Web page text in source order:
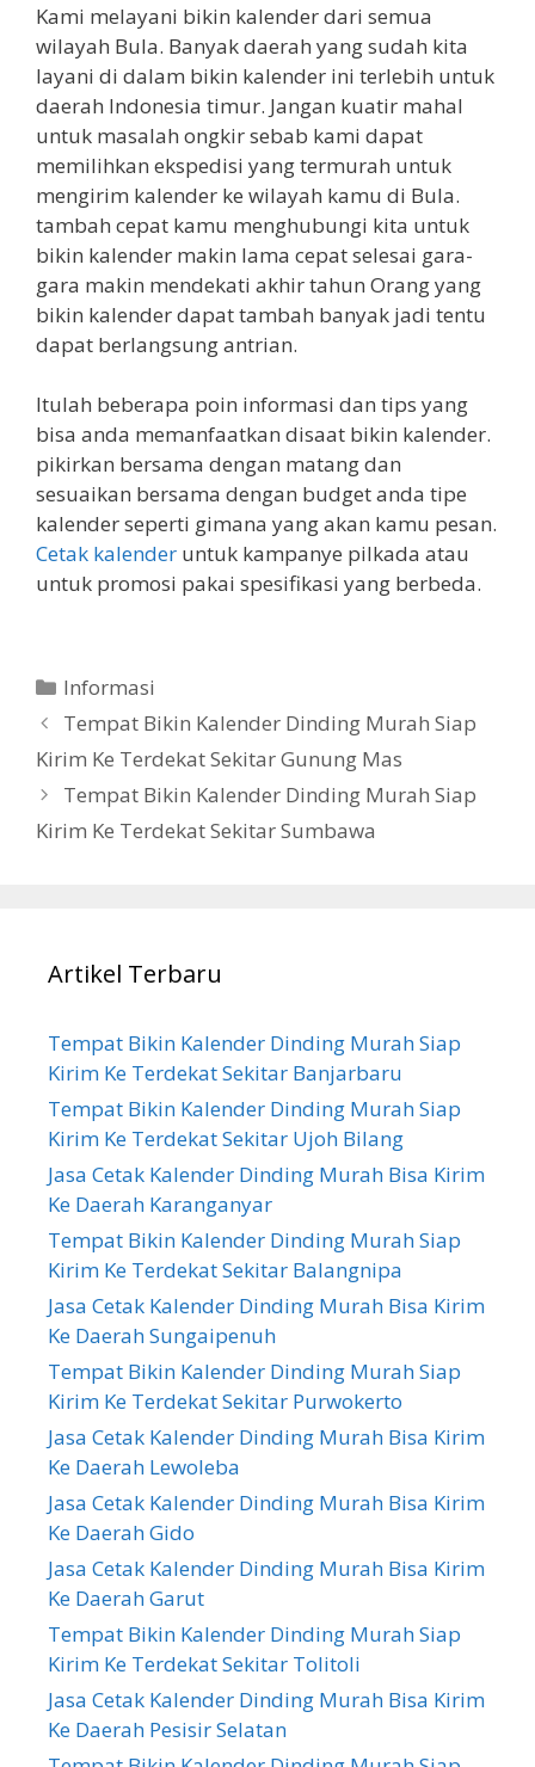
Kami melayani bikin kalender dari semua
wilayah Bula. Banyak daerah yang sudah kita
layani di dalam bikin kalender ini terlebih untuk
daerah Indonesia timur. Jangan kuatir mahal
untuk masalah ongkir sebab kami dapat
memilihkan ekspedisi yang termurah untuk
mengirim kalender ke wilayah kamu di Bula.
tambah cepat kamu menghubungi kita untuk
bikin kalender makin lama cepat selesai gara-
gara makin mendekati akhir tahun Orang yang
bikin kalender dapat tambah banyak jadi tentu
dapat berlangsung antrian.
Itulah beberapa poin informasi dan tips yang
bisa anda memanfaatkan disaat bikin kalender.
pikirkan bersama dengan matang dan
sesuaikan bersama dengan budget anda tipe
kalender seperti gimana yang akan kamu pesan.
Cetak kalender untuk kampanye pilkada atau
untuk promosi pakai spesifikasi yang berbeda.
Categories
Informasi
Tempat Bikin Kalender Dinding Murah Siap
Kirim Ke Terdekat Sekitar Gunung Mas
Tempat Bikin Kalender Dinding Murah Siap
Kirim Ke Terdekat Sekitar Sumbawa
Artikel Terbaru
Tempat Bikin Kalender Dinding Murah Siap
Kirim Ke Terdekat Sekitar Banjarbaru
Tempat Bikin Kalender Dinding Murah Siap
Kirim Ke Terdekat Sekitar Ujoh Bilang
Jasa Cetak Kalender Dinding Murah Bisa Kirim
Ke Daerah Karanganyar
Tempat Bikin Kalender Dinding Murah Siap
Kirim Ke Terdekat Sekitar Balangnipa
Jasa Cetak Kalender Dinding Murah Bisa Kirim
Ke Daerah Sungaipenuh
Tempat Bikin Kalender Dinding Murah Siap
Kirim Ke Terdekat Sekitar Purwokerto
Jasa Cetak Kalender Dinding Murah Bisa Kirim
Ke Daerah Lewoleba
Jasa Cetak Kalender Dinding Murah Bisa Kirim
Ke Daerah Gido
Jasa Cetak Kalender Dinding Murah Bisa Kirim
Ke Daerah Garut
Tempat Bikin Kalender Dinding Murah Siap
Kirim Ke Terdekat Sekitar Tolitoli
Jasa Cetak Kalender Dinding Murah Bisa Kirim
Ke Daerah Pesisir Selatan